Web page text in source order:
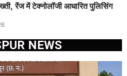
रेंज में टेक्नोलॉजी आधारित पुलिसिंग
NEWS